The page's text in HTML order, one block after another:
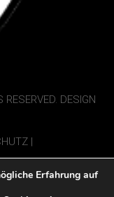
DESIGN
|
Erfahrung auf